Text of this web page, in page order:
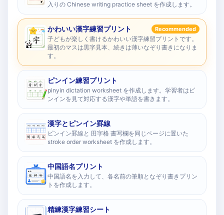
入りの Chinese writing practice sheet を作成します。
かわいい漢字練習プリント Recommended
子どもが楽しく書けるかわいい漢字練習プリントです。
最初のマスは黒字見本、続きは薄いなぞり書きになりま
す。
ピンイン練習プリント
pinyin dictation worksheet を作成します。学習者はピ
ンインを見て対応する漢字や単語を書きます。
漢字とピンイン罫線
ピンイン罫線と 田字格 書写欄を同じページに置いた
stroke order worksheet を作成します。
中国語名プリント
中国語名を入力して、各名前の筆順となぞり書きプリン
トを作成します。
精練漢字練習シート